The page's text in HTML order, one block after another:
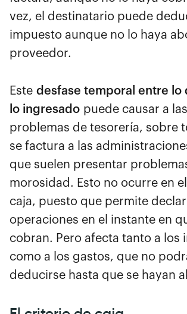
vez, el destinatario puede
impuesto aunque no lo haya
proveedor.
Este desfase temporal entre lo
lo ingresado puede causar a
problemas de tesorería, sobre
se factura a las
que suelen presentar
morosidad. Esto no ocurre en
caja, puesto que permite
operaciones en el instante en
cobran. Pero afecta tanto a los
como a los gastos, que no
deducirse hasta que se hayan